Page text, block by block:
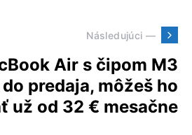
Následujúci —
Air s čipom M3
predaja, môžeš ho
už od 32 € mesačne